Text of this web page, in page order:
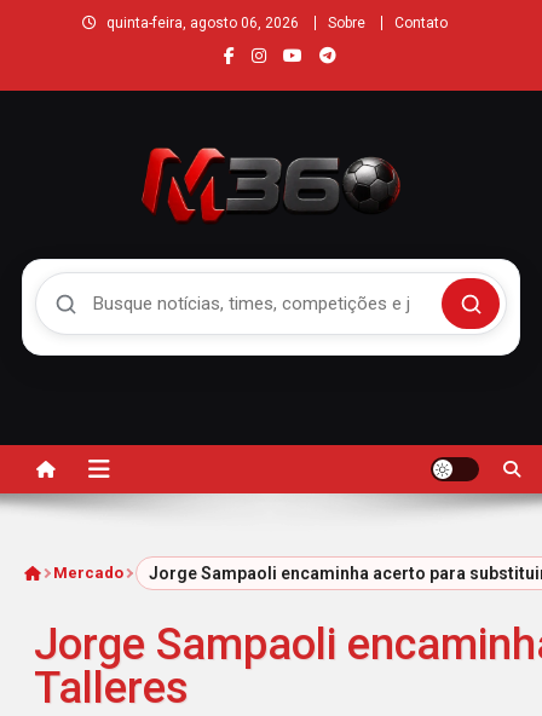
quinta-feira, agosto 06, 2026 Sobre Contato
Buscar
InícioMercado Jorge Sampaoli encaminha acerto para
Jorge Sampaoli
Talleres